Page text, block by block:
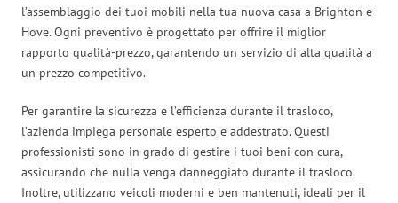
l’assemblaggio dei tuoi mobili nella tua nuova casa a Brighton e
Hove. Ogni preventivo è progettato per offrire il miglior
rapporto qualità-prezzo, garantendo un servizio di alta qualità a
un prezzo competitivo.
Per garantire la sicurezza e l’efficienza durante il trasloco,
l’azienda impiega personale esperto e addestrato. Questi
professionisti sono in grado di gestire i tuoi beni con cura,
assicurando che nulla venga danneggiato durante il trasloco.
Inoltre, utilizzano veicoli moderni e ben mantenuti, ideali per il